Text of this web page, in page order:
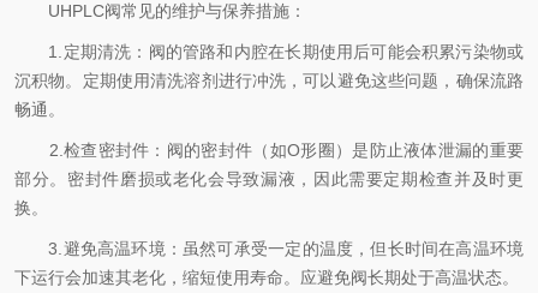
UHPLC阀常见的维护与保养措施：
1.定期清洗：阀的管路和内腔在长期使用后可能会积累污染物或
沉积物。定期使用清洗溶剂进行冲洗，可以避免这些问题，确保流路
畅通。
2.检查密封件：阀的密封件（如O形圈）是防止液体泄漏的重要
部分。密封件磨损或老化会导致漏液，因此需要定期检查并及时更
换。
3.避免高温环境：虽然可承受一定的温度，但长时间在高温环境
下运行会加速其老化，缩短使用寿命。应避免阀长期处于高温状态。